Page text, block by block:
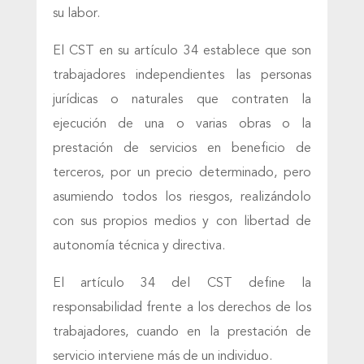
su labor.
El CST en su artículo 34 establece que son
trabajadores independientes las personas
jurídicas o naturales que contraten la
ejecución de una o varias obras o la
prestación de servicios en beneficio de
terceros, por un precio determinado, pero
asumiendo todos los riesgos, realizándolo
con sus propios medios y con libertad de
autonomía técnica y directiva.
El artículo 34 del CST define la
responsabilidad frente a los derechos de los
trabajadores, cuando en la prestación de
servicio interviene más de un individuo.